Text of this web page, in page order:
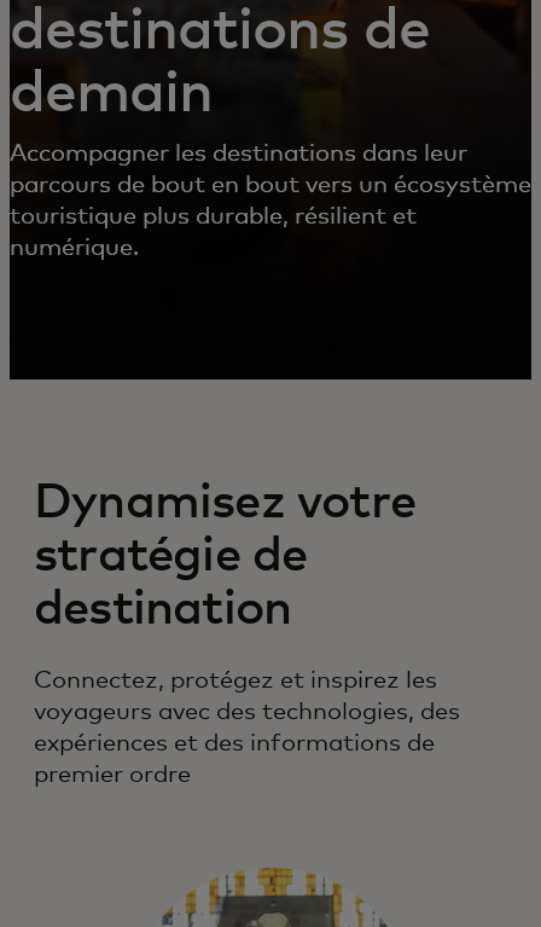
destinations de
demain
Accompagner les destinations dans leur
parcours de bout en bout vers un écosystème
touristique plus durable, résilient et
numérique.
Dynamisez votre
stratégie de
destination
Connectez, protégez et inspirez les
voyageurs avec des technologies, des
expériences et des informations de
premier ordre